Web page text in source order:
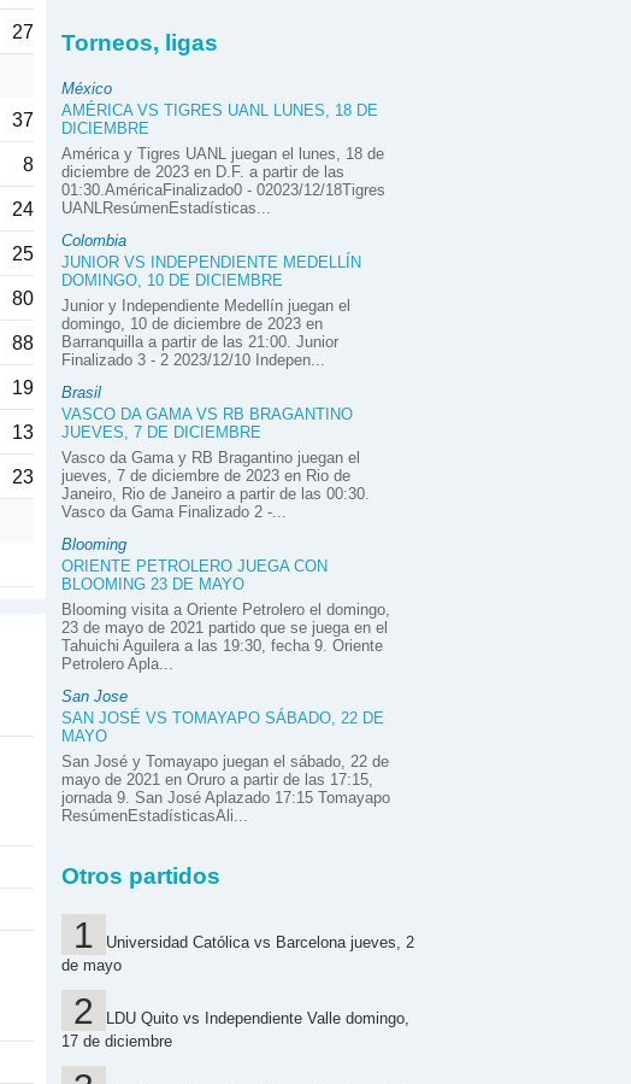
27
37
8
24
25
80
88
19
13
23
Torneos, ligas
México
AMÉRICA VS TIGRES UANL LUNES, 18 DE
DICIEMBRE
América y Tigres UANL juegan el lunes, 18 de
diciembre de 2023 en D.F. a partir de las
01:30.AméricaFinalizado0 - 02023/12/18Tigres
UANLResúmenEstadísticas...
Colombia
JUNIOR VS INDEPENDIENTE MEDELLÍN
DOMINGO, 10 DE DICIEMBRE
Junior y Independiente Medellín juegan el
domingo, 10 de diciembre de 2023 en
Barranquilla a partir de las 21:00. Junior
Finalizado 3 - 2 2023/12/10 Indepen...
Brasil
VASCO DA GAMA VS RB BRAGANTINO
JUEVES, 7 DE DICIEMBRE
Vasco da Gama y RB Bragantino juegan el
jueves, 7 de diciembre de 2023 en Rio de
Janeiro, Rio de Janeiro a partir de las 00:30.
Vasco da Gama Finalizado 2 -...
Blooming
ORIENTE PETROLERO JUEGA CON
BLOOMING 23 DE MAYO
Blooming visita a Oriente Petrolero el domingo,
23 de mayo de 2021 partido que se juega en el
Tahuichi Aguilera a las 19:30, fecha 9. Oriente
Petrolero Apla...
San Jose
SAN JOSÉ VS TOMAYAPO SÁBADO, 22 DE
MAYO
San José y Tomayapo juegan el sábado, 22 de
mayo de 2021 en Oruro a partir de las 17:15,
jornada 9. San José Aplazado 17:15 Tomayapo
ResúmenEstadísticasAli...
Otros partidos
Universidad Católica vs Barcelona jueves, 2
de mayo
LDU Quito vs Independiente Valle domingo,
17 de diciembre